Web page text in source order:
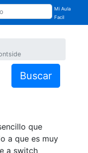
Mi Aula
Facil
Buscar
que
a que es muy
a switch